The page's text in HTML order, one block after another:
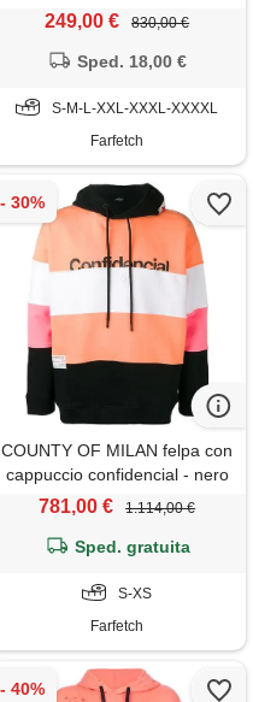
249,00 € 830,00 €
Sped. 18,00 €
S-M-L-XXL-XXXL-XXXXL
Farfetch
COUNTY OF MILAN felpa con
cappuccio confidencial - nero
781,00 € 1.114,00 €
Sped. gratuita
S-XS
Farfetch